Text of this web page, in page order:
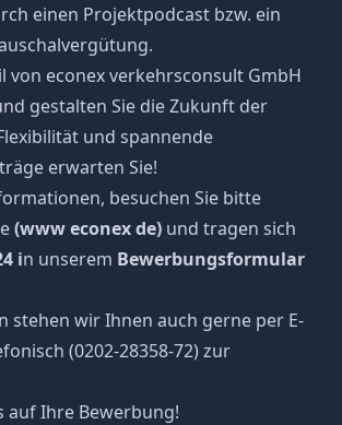
einen Projektpodcast bzw. ein
von econex verkehrsconsult GmbH
gestalten Sie die Zukunft der
und spannende
erwarten Sie!
besuchen Sie bitte
(www econex de)und tragen sich
in unserem Bewerbungsformular
stehen wir Ihnen auch gerne per E-
(0202-28358-72) zur
auf Ihre Bewerbung!